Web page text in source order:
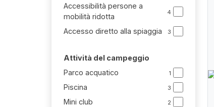
Accessibilità persone a
mobilità ridotta
4
Accesso diretto alla spiaggia 3
Attività del campeggio
Parco acquatico
1
Piscina 3
Mini club 2